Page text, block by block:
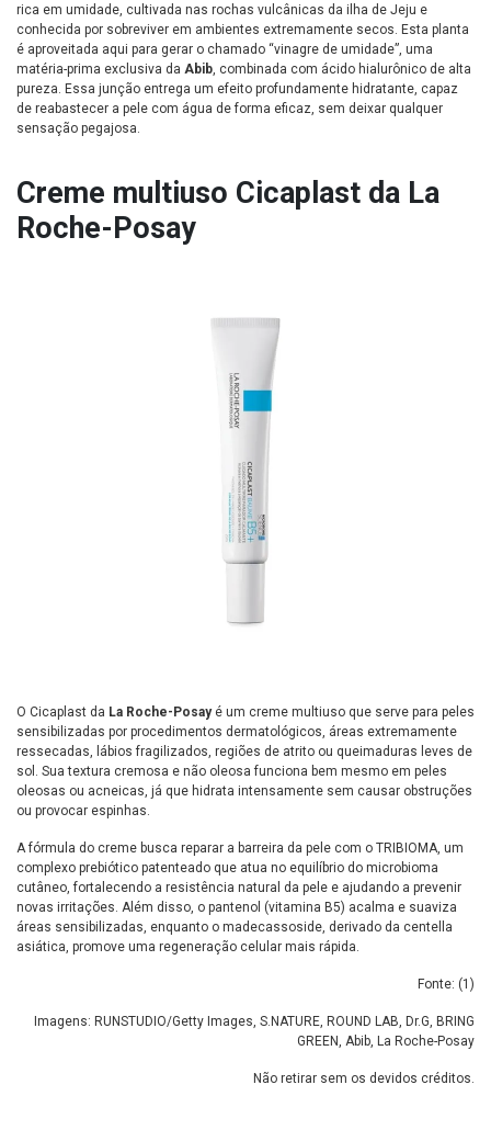
rica em umidade, cultivada nas rochas vulcânicas da ilha de Jeju e
conhecida por sobreviver em ambientes extremamente secos. Esta planta
é aproveitada aqui para gerar o chamado “vinagre de umidade”, uma
matéria-prima exclusiva da Abib , combinada com ácido hialurônico de alta
pureza. Essa junção entrega um efeito profundamente hidratante, capaz
de reabastecer a pele com água de forma eficaz, sem deixar qualquer
sensação pegajosa.
Creme multiuso Cicaplast da La
Roche-Posay
O Cicaplast da La Roche-Posayé um creme multiuso que serve para peles
sensibilizadas por procedimentos dermatológicos, áreas extremamente
ressecadas, lábios fragilizados, regiões de atrito ou queimaduras leves de
sol. Sua textura cremosa e não oleosa funciona bem mesmo em peles
oleosas ou acneicas, já que hidrata intensamente sem causar obstruções
ou provocar espinhas.
A fórmula do creme busca reparar a barreira da pele com o TRIBIOMA, um
complexo prebiótico patenteado que atua no equilíbrio do microbioma
cutâneo, fortalecendo a resistência natural da pele e ajudando a prevenir
novas irritações. Além disso, o pantenol (vitamina B5) acalma e suaviza
áreas sensibilizadas, enquanto o madecassoside, derivado da centella
asiática, promove uma regeneração celular mais rápida.
Fonte: (1 )
Imagens: RUNSTUDIO/Getty Images, S.NATURE, ROUND LAB, Dr.G, BRING
GREEN, Abib, La Roche-Posay
Não retirar sem os devidos créditos.